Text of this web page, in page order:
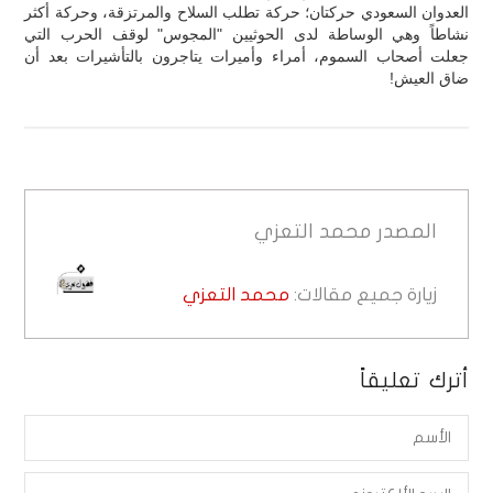
العدوان السعودي حركتان؛ حركة تطلب السلاح والمرتزقة، وحركة أكثر
نشاطاً وهي الوساطة لدى الحوثيين "المجوس" لوقف الحرب التي
جعلت أصحاب السموم، أمراء وأميرات يتاجرون بالتأشيرات بعد أن
ضاق العيش!
المصدر محمد التعزي
زيارة جميع مقالات: محمد التعزي
أترك تعليقاً